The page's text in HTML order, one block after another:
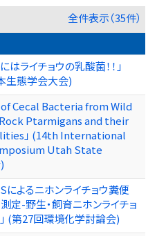
全件表示（35件）
はライチョウの乳酸菌！！」
生態学会大会)
of Cecal Bacteria from Wild
Ptarmigans and their
」 (14th International
Utah State
によるニホンライチョウ糞便
定-野生・飼育ニホンライチョ
(第27回環境化学討論会)